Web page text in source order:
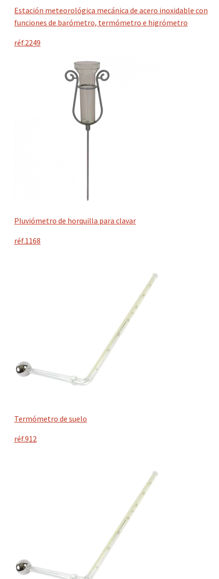
Estación meteorológica mecánica de acero inoxidable con
funciones de barómetro, termómetro e higrómetro
réf.2249
Pluviómetro de horquilla para clavar
réf.1168
Termómetro de suelo
réf.912